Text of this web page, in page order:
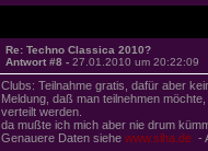
Re: Techno Classica 2010?
Antwort #8 - 27.01.2010 um 20:22:09
Clubs: Teilnahme gratis, dafür aber
Meldung, daß man teilnehmen
verteilt werden.
da mußte ich mich aber nie drum
Genauere Daten siehe www.siha.de-